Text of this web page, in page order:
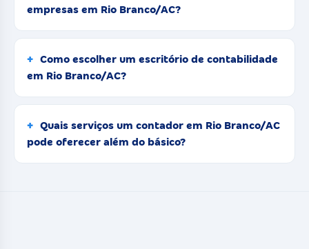
empresas em Rio Branco/AC?
Como escolher um escritório de contabilidade
em Rio Branco/AC?
Quais serviços um contador em Rio Branco/AC
pode oferecer além do básico?